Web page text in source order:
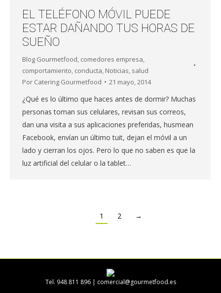
EL TELÉFONO MÓVIL PUEDE
ESTAR DAÑANDO TUS HORAS DE
SUEÑO
Blog Gourmetfood comedores empresa
comportamiento conducta Noticias salud
Por Catering Gourmetfood 21 mayo, 2014
¿Qué es lo último que haces antes de dormir? Muchas
personas toman sus celulares, revisan sus correos,
dan una visita a sus aplicaciones preferidas, husmean
Facebook, envían un último tuit, dejan el móvil a un
lado y cierran los ojos. Pero lo que no saben es que la
luz artificial del celular o la tablet…
1 2 →
Tel. 948 811 896 | comercial@gourmetfood.es